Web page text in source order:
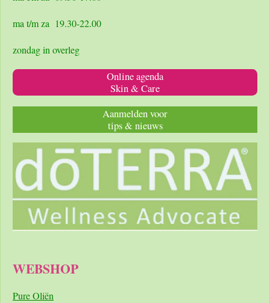
m
ma t/m za 19.30-22.00
zondag in overleg
Online agenda
Skin & Care
Aanmelden voor
tips & nieuws
WEBSHOP
Pure Oliën